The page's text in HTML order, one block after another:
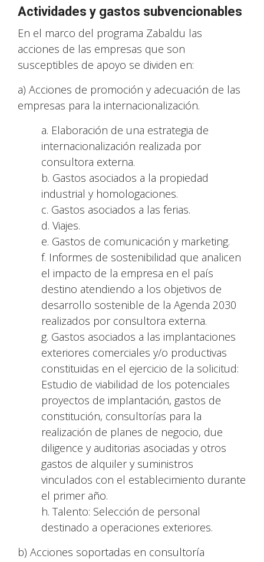
Actividades y gastos subvencionables
En el marco del programa Zabaldu las
acciones de las empresas que son
susceptibles de apoyo se dividen en:
a) Acciones de promoción y adecuación de las
empresas para la internacionalización.
a. Elaboración de una estrategia de
internacionalización realizada por
consultora externa.
b. Gastos asociados a la propiedad
industrial y homologaciones.
c. Gastos asociados a las ferias.
d. Viajes.
e. Gastos de comunicación y marketing.
f. Informes de sostenibilidad que analicen
el impacto de la empresa en el país
destino atendiendo a los objetivos de
desarrollo sostenible de la Agenda 2030
realizados por consultora externa.
g. Gastos asociados a las implantaciones
exteriores comerciales y/o productivas
constituidas en el ejercicio de la solicitud:
Estudio de viabilidad de los potenciales
proyectos de implantación, gastos de
constitución, consultorías para la
realización de planes de negocio, due
diligence y auditorias asociadas y otros
gastos de alquiler y suministros
vinculados con el establecimiento durante
el primer año.
h. Talento: Selección de personal
destinado a operaciones exteriores.
b) Acciones soportadas en consultoría